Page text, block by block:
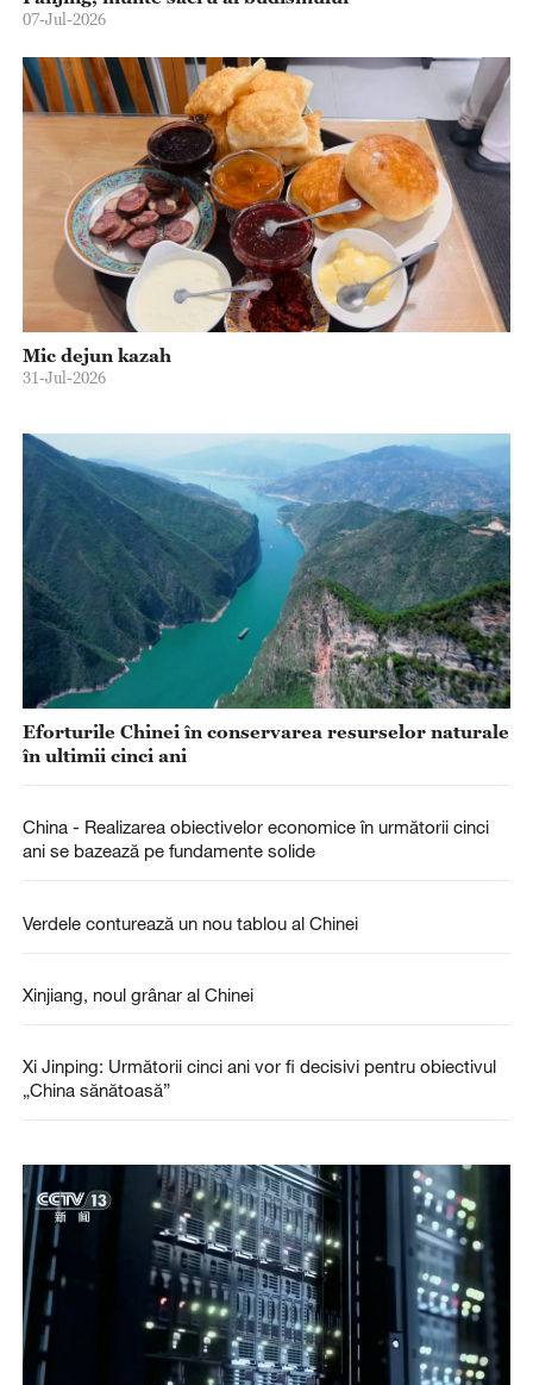
07-Jul-2026
Mic dejun kazah
31-Jul-2026
Eforturile Chinei în conservarea resurselor naturale
în ultimii cinci ani
China - Realizarea obiectivelor economice în următorii cinci
ani se bazează pe fundamente solide
Verdele conturează un nou tablou al Chinei
Xinjiang, noul grânar al Chinei
Xi Jinping: Următorii cinci ani vor fi decisivi pentru obiectivul
„China sănătoasă”